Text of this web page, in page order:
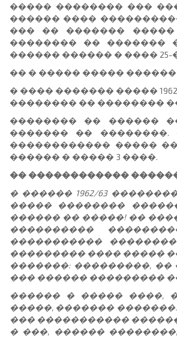
����� �������� ���
������ ����
��� �� ������� �����
�������� �� �������
������ ������ � ����
�� � ����� �����
� ���� ������� �����
�������� �� ��������
�������� �� ������
������� ��
������������ �����
������ � ����� 3 ����.
�� ������������
� ������ 1962/63
����� ��������
������ �� �����! ��
����������
�����������
��������� ���� �����
�������: ���������,
��� ������ ���������
������ � ����� ����,
�����, �������
��� �����������
� ���, ������